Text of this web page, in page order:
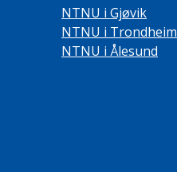
NTNU i Gjøvik
NTNU i Trondheim
NTNU i Ålesund